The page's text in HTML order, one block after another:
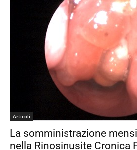
Articoli
La somministrazione
nella Rinosinusite Cronica